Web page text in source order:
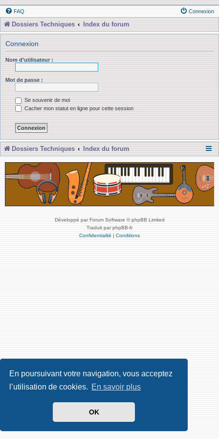
En poursuivant votre navigation, vous acceptez
l’utilisation de cookies. En savoir plus
OK
FAQ Connexion
Dossiers Techniques Index du forum
Connexion
Nom d’utilisateur :
Mot de passe :
Se souvenir de moi
Cacher mon statut en ligne pour cette session
Dossiers Techniques Index du forum
Développé par Forum Software © phpBB Limited
Traduit par phpBB-fr
Confidentialité | Conditions